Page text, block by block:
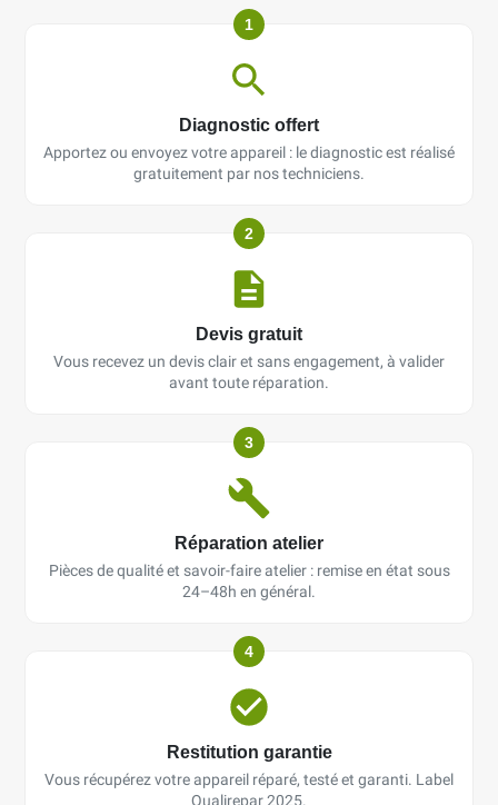
1
Diagnostic offert
Apportez ou envoyez votre appareil : le diagnostic est réalisé
gratuitement par nos techniciens.
2
Devis gratuit
Vous recevez un devis clair et sans engagement, à valider
avant toute réparation.
3
Réparation atelier
Pièces de qualité et savoir-faire atelier : remise en état sous
24–48h en général.
4
Restitution garantie
Vous récupérez votre appareil réparé, testé et garanti. Label
Qualirepar 2025.